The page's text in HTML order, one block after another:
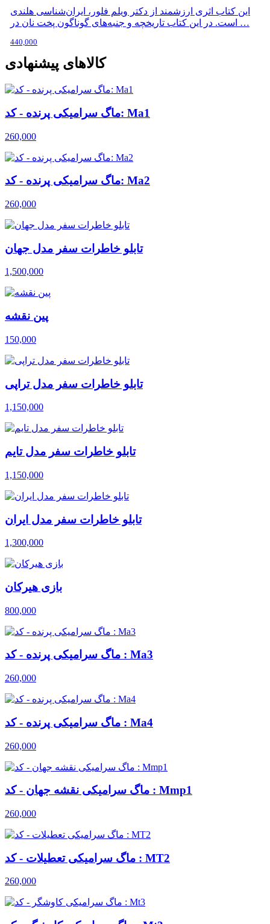
این کتاب اثری ارزشمند از دکتر ویلم فلور، ایران‌شناسی هلندی
است. در این کتاب تاریخچه و جنبه‌های گوناگون پخت نان در …
440,000
کالاهای پیشنهادی
ماگ سرامیکی پرنده - کد: Ma1
260,000
ماگ سرامیکی پرنده - کد: Ma2
260,000
تابلو خاطرات سفر مدل جهان
1,500,000
پین نقشه
150,000
تابلو خاطرات سفر مدل تراپی
1,150,000
تابلو خاطرات سفر مدل تایم
1,150,000
تابلو خاطرات سفر مدل ایران
1,300,000
بازی هیرکان
800,000
ماگ سرامیکی پرنده - کد : Ma3
260,000
ماگ سرامیکی پرنده - کد : Ma4
260,000
ماگ سرامیکی نقشه جهان - کد : Mmp1
260,000
ماگ سرامیکی تعطیلات - کد : MT2
260,000